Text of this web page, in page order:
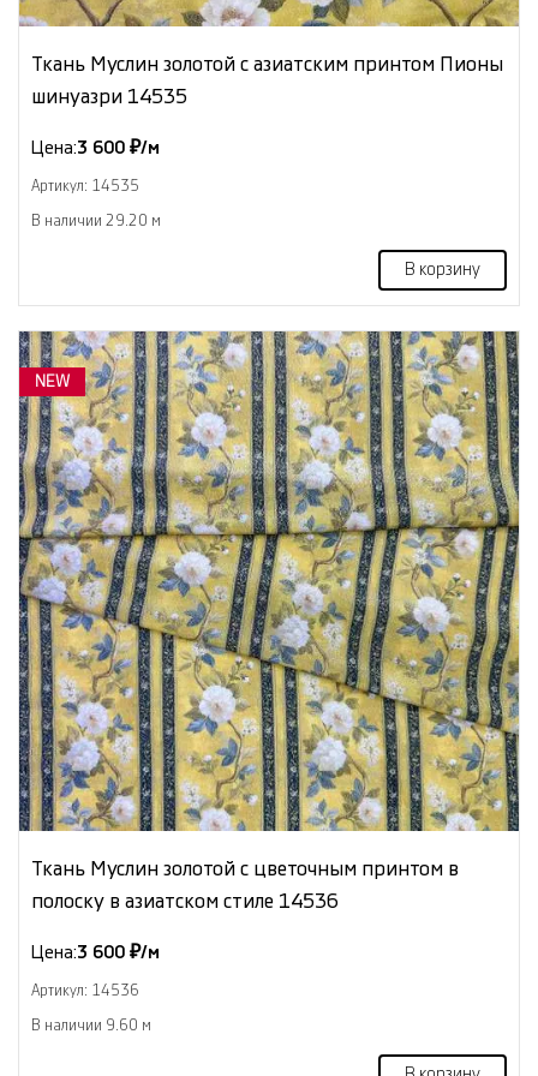
Ткань Муслин золотой с азиатским принтом Пионы
шинуазри 14535
Цена:3 600 ₽/м
Артикул: 14535
В наличии 29.20 м
В корзину
NEW
Ткань Муслин золотой с цветочным принтом в
полоску в азиатском стиле 14536
Цена:3 600 ₽/м
Артикул: 14536
В наличии 9.60 м